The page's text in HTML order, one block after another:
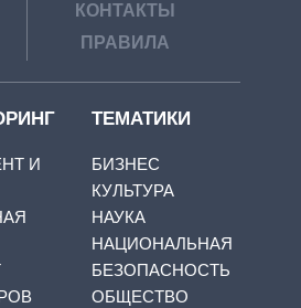
КОНТАКТЫ
ПРАВИЛА
И
ТЕМАТИКИ
БИЗНЕС
КУЛЬТУРА
НАУКА
НАЦИОНАЛЬНАЯ
БЕЗОПАСНОСТЬ
ОБЩЕСТВО